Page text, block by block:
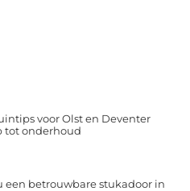
voor Olst en Deventer
tot onderhoud
een betrouwbare stukadoor in